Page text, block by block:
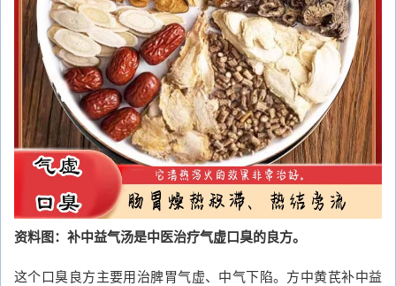
资料图：补中益气汤是中医治疗气虚口臭的良方。
这个口臭良方主要用治脾胃气虚、中气下陷。方中黄芪补中益